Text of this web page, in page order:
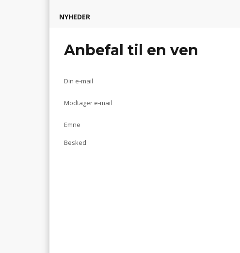
NYHEDER
Anbefal til en ven
Din e-mail
Modtager e-mail
Emne
Besked